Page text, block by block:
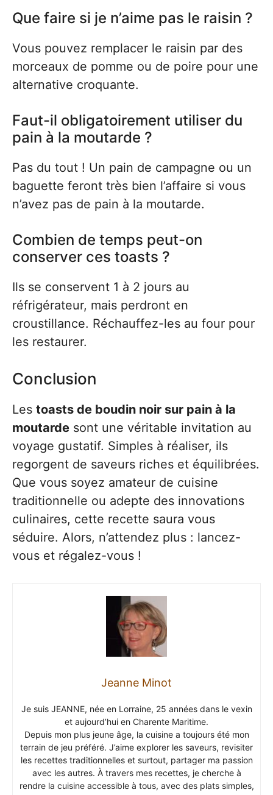
Que faire si je n’aime pas le raisin ?
Vous pouvez remplacer le raisin par des
morceaux de pomme ou de poire pour une
alternative croquante.
Faut-il obligatoirement utiliser du
pain à la moutarde ?
Pas du tout ! Un pain de campagne ou un
baguette feront très bien l’affaire si vous
n’avez pas de pain à la moutarde.
Combien de temps peut-on
conserver ces toasts ?
Ils se conservent 1 à 2 jours au
réfrigérateur, mais perdront en
croustillance. Réchauffez-les au four pour
les restaurer.
Conclusion
Les toasts de boudin noir sur pain à la
moutarde sont une véritable invitation au
voyage gustatif. Simples à réaliser, ils
regorgent de saveurs riches et équilibrées.
Que vous soyez amateur de cuisine
traditionnelle ou adepte des innovations
culinaires, cette recette saura vous
séduire. Alors, n’attendez plus : lancez-
vous et régalez-vous !
Jeanne Minot
Je suis JEANNE, née en Lorraine, 25 années dans le vexin
et aujourd’hui en Charente Maritime.
Depuis mon plus jeune âge, la cuisine a toujours été mon
terrain de jeu préféré. J’aime explorer les saveurs, revisiter
les recettes traditionnelles et surtout, partager ma passion
avec les autres. À travers mes recettes, je cherche à
rendre la cuisine accessible à tous, avec des plats simples,